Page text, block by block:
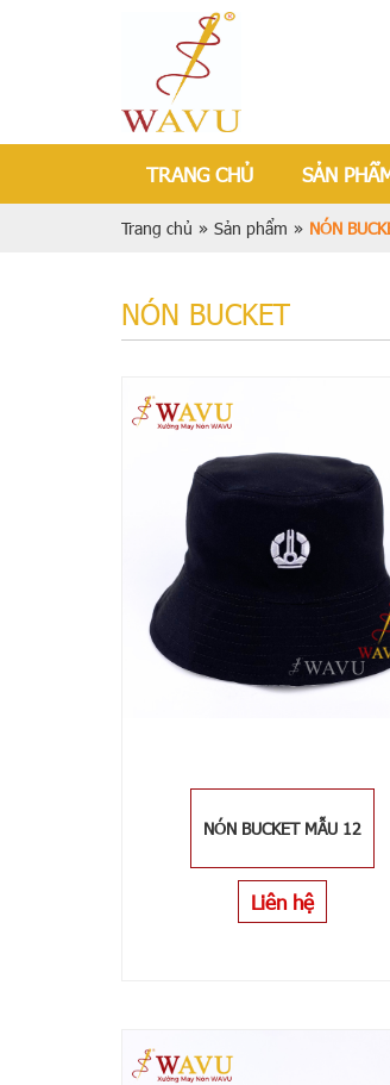
TRANG CHỦ SẢN
Trang chủ » Sản phẩm » NÓN
NÓN BUCKET
NÓN BUCKET MẪU 12
Liên hệ